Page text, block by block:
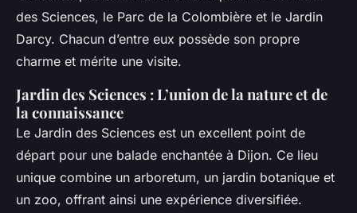
des Sciences, le Parc de la Colombière et le Jardin
Darcy. Chacun d’entre eux possède son propre
charme et mérite une visite.
Jardin des Sciences : L’union de la nature et de
la connaissance
Le Jardin des Sciences est un excellent point de
départ pour une balade enchantée à Dijon. Ce lieu
unique combine un arboretum, un jardin botanique et
un zoo, offrant ainsi une expérience diversifiée.